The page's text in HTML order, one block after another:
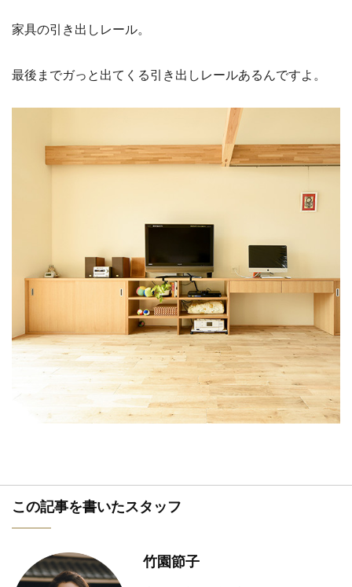
家具の引き出しレール。
最後までガっと出てくる引き出しレールあるんですよ。
この記事を書いたスタッフ
竹園節子